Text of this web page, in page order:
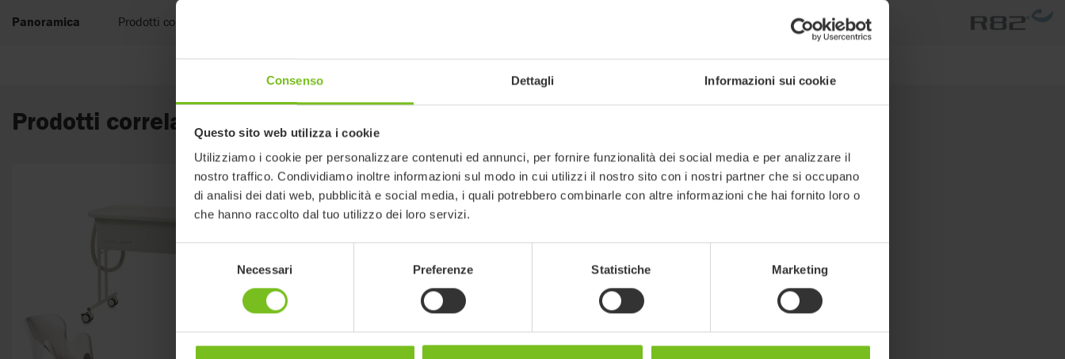
Consenso Dettagli Informazioni sui cookie
Questo sito web utilizza i cookie
Utilizziamo i cookie per personalizzare contenuti ed annunci, per fornire funzionalità dei social media e per analizzare il
nostro traffico. Condividiamo inoltre informazioni sul modo in cui utilizzi il nostro sito con i nostri partner che si occupano
di analisi dei dati web, pubblicità e social media, i quali potrebbero combinarle con altre informazioni che hai fornito loro o
che hanno raccolto dal tuo utilizzo dei loro servizi.
Necessari Preferenze Statistiche Marketing
Panoramica Prodotti correlati
Prodotti correlati